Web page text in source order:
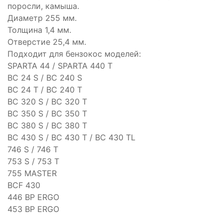
поросли, камыша.
Диаметр 255 мм.
Толщина 1,4 мм.
Отверстие 25,4 мм.
Подходит для бензокос моделей:
SPARTA 44 / SPARTA 440 T
BC 24 S / BC 240 S
BC 24 T / BC 240 T
BC 320 S / BC 320 T
BC 350 S / BC 350 T
BC 380 S / BC 380 T
BC 430 S / BC 430 T / BC 430 TL
746 S / 746 T
753 S / 753 T
755 MASTER
BCF 430
446 BP ERGO
453 BP ERGO